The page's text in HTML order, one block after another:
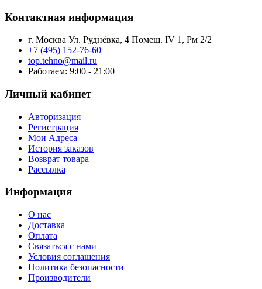
Контактная информация
г. Москва Ул. Руднёвка, 4 Помещ. IV 1, Рм 2/2
+7 (495) 152-76-60
top.tehno@mail.ru
Работаем: 9:00 - 21:00
Личный кабинет
Авторизация
Регистрация
Мои Адреса
История заказов
Возврат товара
Рассылка
Информация
О нас
Доставка
Оплата
Связаться с нами
Условия соглашения
Политика безопасности
Производители